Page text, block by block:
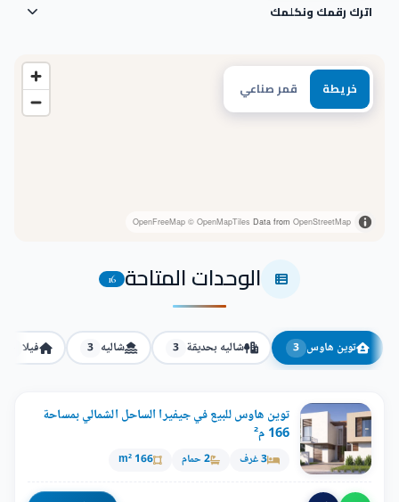
خريطة قمر صناعي
OpenFreeMap © OpenMapTiles Data from OpenStreetMap
اترك رقمك ونكلمك
الوحدات المتاحة 16
توين هاوس 3 شاليه بحديقة 3 شاليه 3 فيلا
توين هاوس للبيع في جيفيرا الساحل الشمالي بمساحة
166 م²
3 غرف 2 حمام 166 m²